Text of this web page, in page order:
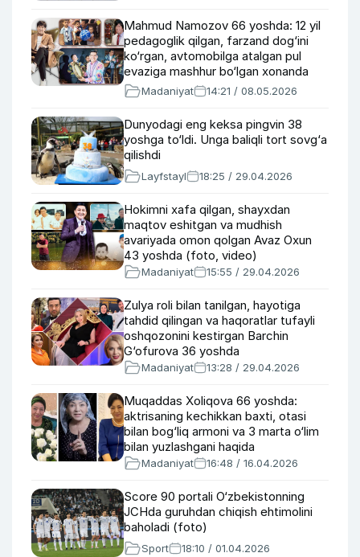
Mahmud Namozov 66 yoshda: 12 yil
pedagoglik qilgan, farzand dog‘ini
ko‘rgan, avtomobilga atalgan pul
evaziga mashhur bo‘lgan xonanda
haqidaMadaniyat 14:21 / 08.05.2026
Dunyodagi eng keksa pingvin 38
yoshga to‘ldi. Unga baliqli tort sovg‘a
qilishdi
Layfstayl 18:25 / 29.04.2026
Hokimni xafa qilgan, shayxdan
maqtov eshitgan va mudhish
avariyada omon qolgan Avaz Oxun
43 yoshda (foto, video)
Madaniyat 15:55 / 29.04.2026
Zulya roli bilan tanilgan, hayotiga
tahdid qilingan va haqoratlar tufayli
oshqozonini kestirgan Barchin
G‘ofurova 36 yoshda
Madaniyat 13:28 / 29.04.2026
Muqaddas Xoliqova 66 yoshda:
aktrisaning kechikkan baxti, otasi
bilan bog‘liq armoni va 3 marta o‘lim
bilan yuzlashgani haqida
Madaniyat 16:48 / 16.04.2026
Score 90 portali O‘zbekistonning
JCHda guruhdan chiqish ehtimolini
baholadi (foto)
Sport 18:10 / 01.04.2026